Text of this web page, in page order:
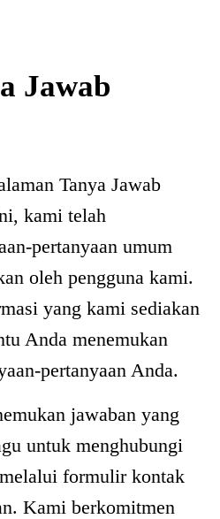
Jawab
Tanya Jawab
kami telah
pertanyaan umum
oleh pengguna kami.
yang kami sediakan
Anda menemukan
pertanyaan Anda.
jawaban yang
untuk menghubungi
formulir kontak
Kami berkomitmen